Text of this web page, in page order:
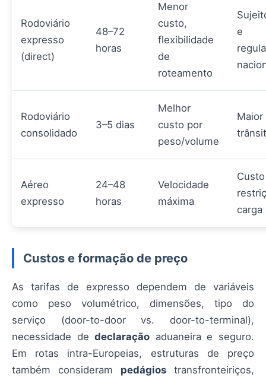
Rodoviário
expresso
(direct)
48–72
horas
Menor
custo,
flexibilidade
de
roteamento
e
Rodoviário
consolidado
3–5 dias
Melhor
custo por
peso/volume
Aéreo
expresso
24–48
horas
Velocidade
máxima
carga
Custos e formação de preço
As tarifas de expresso dependem de variáveis
como peso volumétrico, dimensões, tipo do
serviço (door-to-door vs. door-to-terminal),
necessidade dedeclaração aduaneira e seguro.
Em rotas intra-Europeias, estruturas de preço
também consideram pedágios transfronteiriços,